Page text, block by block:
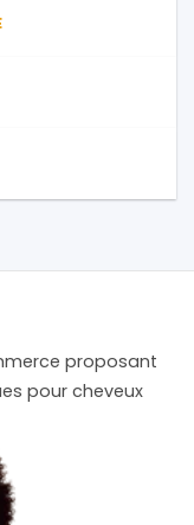
proposant
pour cheveux